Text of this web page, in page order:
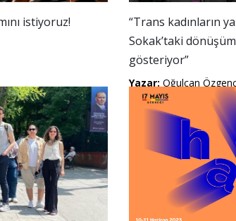
istiyoruz!
“Trans kadınların
Sokak’taki
gösteriyor”
Yazar: Oğulcan